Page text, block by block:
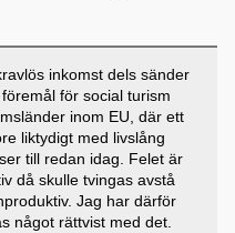
inkomst dels sänder
för social turism
inom EU, där ett
liktydigt med livslång
till redan idag. Felet är
då skulle tvingas avstå
Jag har därför
något rättvist med det.